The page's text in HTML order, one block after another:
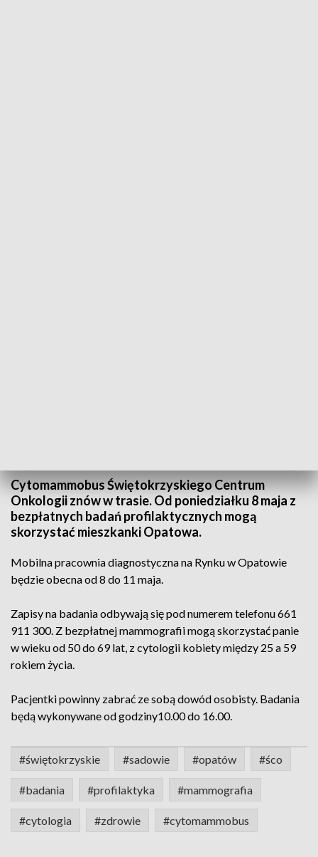
Cytomammobus Świętokrzyskiego Centrum
Onkologii znów w trasie. Od poniedziałku 8 maja z
bezpłatnych badań profilaktycznych mogą
skorzystać mieszkanki Opatowa.
Mobilna pracownia diagnostyczna na Rynku w Opatowie
będzie obecna od 8 do 11 maja.
Zapisy na badania odbywają się pod numerem telefonu 661
911 300. Z bezpłatnej mammografii mogą skorzystać panie
w wieku od 50 do 69 lat, z cytologii kobiety między 25 a 59
rokiem życia.
Pacjentki powinny zabrać ze sobą dowód osobisty. Badania
będą wykonywane od godziny10.00 do 16.00.
#świętokrzyskie #sadowie #opatów #śco
#badania #profilaktyka #mammografia
#cytologia #zdrowie #cytomammobus